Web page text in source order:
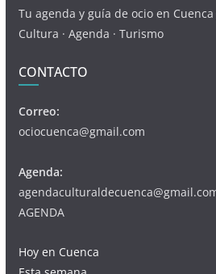
Tu agenda y guía de ocio en
Cultura · Agenda · Turismo
CONTACTO
Correo:
ociocuenca@gmail.com
Agenda:
AGENDA
Hoy en Cuenca